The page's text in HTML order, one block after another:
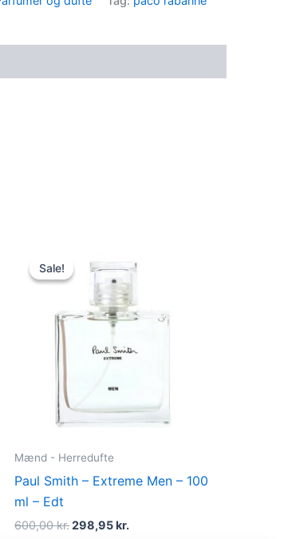
Sale!
Sale!
Mænd - Herredufte
Paul Smith – Extreme Men – 100
ml – Edt
600,00kr.
price
was:
600,00 kr..
298,95kr.
price
is: